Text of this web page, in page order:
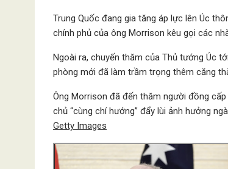
Trung Quốc đang gia tăng áp lực lên Úc
chính phủ của ông Morrison kêu gọi các
Ngoài ra, chuyến thăm của Thủ tướng Úc
phòng mới đã làm trầm trọng thêm căng
Ông Morrison đã đến thăm người đồng
chủ “cùng chí hướng” đẩy lùi ảnh hưởng
Getty Images